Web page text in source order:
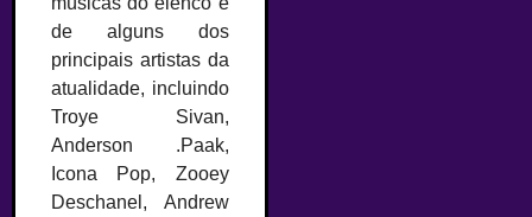
de alguns dos
principais artistas da
atualidade, incluindo
Troye Sivan,
Anderson .Paak,
Icona Pop, Zooey
Deschanel, Andrew